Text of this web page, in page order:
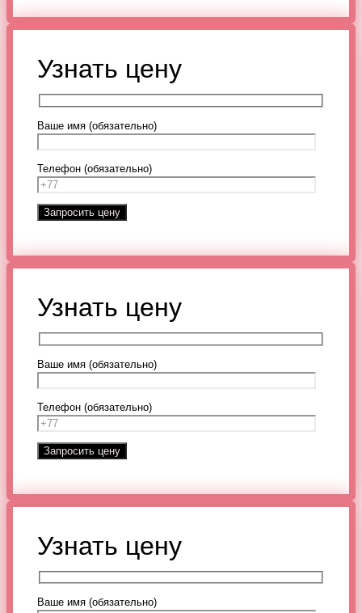
Узнать цену
Ваше имя (обязательно)
Телефон (обязательно)
Узнать цену
Ваше имя (обязательно)
Телефон (обязательно)
Узнать цену
Ваше имя (обязательно)